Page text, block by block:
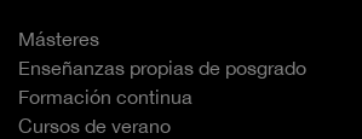
Másteres
Enseñanzas propias de posgrado
Formación continua
Cursos de verano